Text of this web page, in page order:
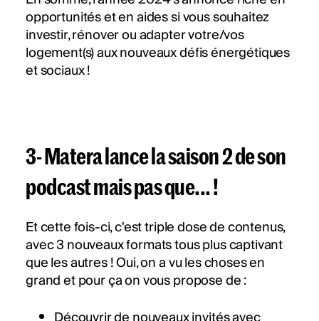
opportunités et en aides si vous souhaitez
investir, rénover ou adapter votre/vos
logement(s) aux nouveaux défis énergétiques
et sociaux !
3- Matera lance la saison 2 de son
podcast mais pas que... !
Et cette fois-ci, c'est triple dose de contenus,
avec 3 nouveaux formats tous plus captivant
que les autres ! Oui, on a vu les choses en
grand et pour ça on vous propose de :